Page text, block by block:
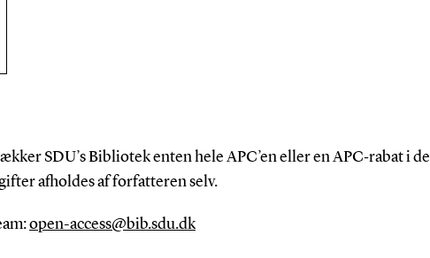
SDU’s Bibliotek enten hele APC’en eller en APC‑rabat i de
afholdes af forfatteren selv.
open-access@bib.sdu.dk